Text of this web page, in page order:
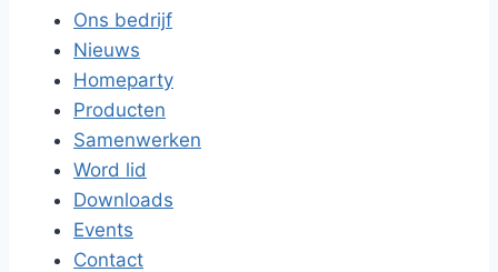
Ons bedrijf
Nieuws
Homeparty
Producten
Samenwerken
Word lid
Downloads
Events
Contact